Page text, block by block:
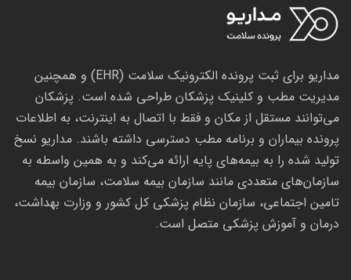
مداریو برای ثبت پرونده الکترونیک سلامت (EHR) و همچنین
مدیریت مطب و کلینیک پزشکان طراحی شده است. پزشکان
می‌توانند مستقل از مکان و فقط با اتصال به اینترنت، به اطلاعات
پرونده بیماران و برنامه مطب دسترسی داشته باشند. مداریو نسخ
تولید شده را به بیمه‌های پایه ارائه می‌کند و به همین واسطه به
سازمان‌های متعددی مانند سازمان بیمه سلامت، سازمان بیمه
تامین اجتماعی، سازمان نظام پزشکی کل کشور و وزارت بهداشت،
درمان و آموزش پزشکی متصل است.